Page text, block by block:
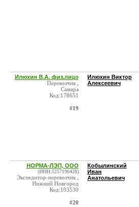
Илюхин В.А. физ.лицо
Перевозчик ,
Самара
Код:178651
#19
Илюхин Виктор
Алексеевич
НОРМА-ЛЭП, ООО
(ИНН:5257196428)
Экспедитор-перевозчик ,
Нижний Новгород
Код:103530
#20
Кобылинский
Иван
Анатольевич